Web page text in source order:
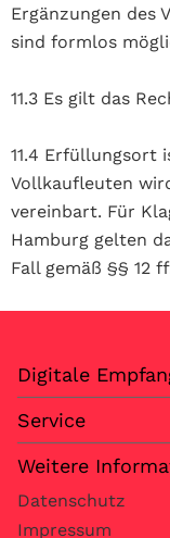
Ergänzungen des
sind formlos
11.3 Es gilt das
11.4 Erfüllungsort
Vollkaufleuten
vereinbart. Für
Hamburg gelten
Fall gemäß §§ 12
Digitale
Service
Weitere
Datenschutz
Impressum